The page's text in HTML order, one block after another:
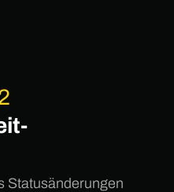
Statusänderungen